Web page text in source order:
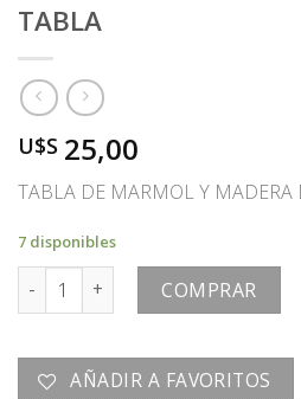
TABLA
U$S 25,00
TABLA DE MARMOL Y MADERA
7 disponibles
TABLA cantidad COMPRAR
AÑADIR A FAVORITOS